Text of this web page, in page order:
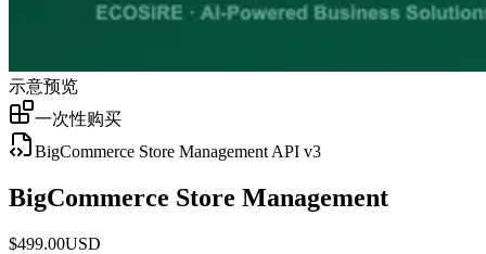
示意预览
一次性购买
BigCommerce Store Management API v3
BigCommerce Store Management
$499.00USD